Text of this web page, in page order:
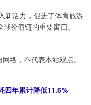
新活力，促进了体育旅游
价值链的重要窗口。
络，不代表本站观点。
四年累计降低11.6%